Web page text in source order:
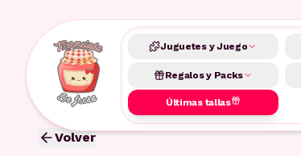
Juguetes y Juego
Regalos y Packs
Últimas tallas
Volver